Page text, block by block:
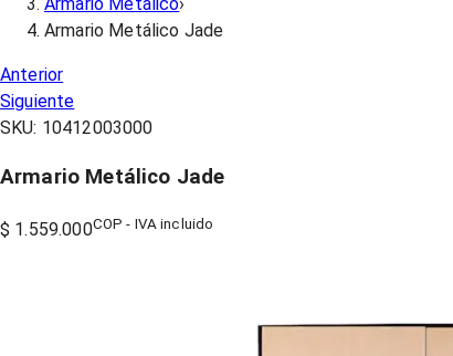
Armario Metálico Jade
Anterior
Siguiente
SKU: 10412003000
Armario Metálico Jade
$ 1.559.000COP - IVA incluido